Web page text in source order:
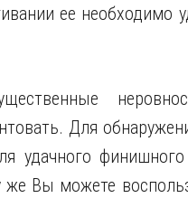
ее необходимо
Для
удачного финишного
Вы можете